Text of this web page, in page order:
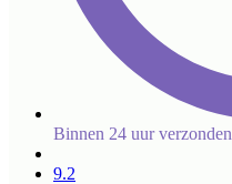
Binnen 24 uur verzonden
9.2